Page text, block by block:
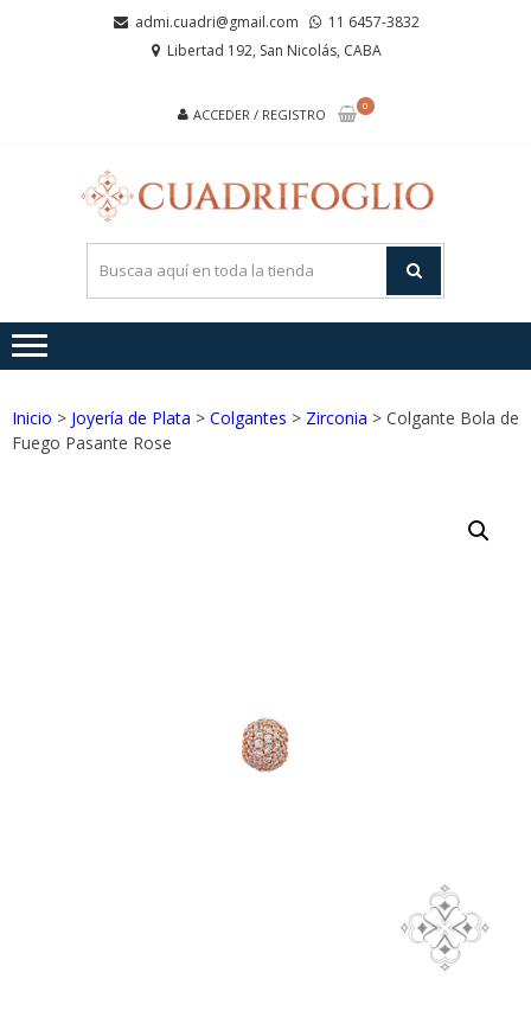
admi.cuadri@gmail.com
11 6457-3832
Libertad 192, San Nicolás, CABA
ACCEDER / REGISTRO
0
Inicio > Joyería de Plata > Colgantes > Zirconia > Colgante Bola de
Fuego Pasante Rose